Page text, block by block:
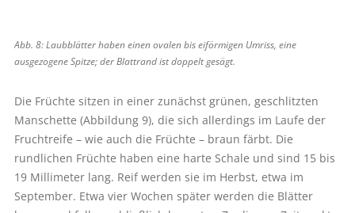
Abb. 8: Laubblätter haben einen ovalen bis eiförmigen Umriss, eine
ausgezogene Spitze; der Blattrand ist doppelt gesägt.
Die Früchte sitzen in einer zunächst grünen, geschlitzten
Manschette (Abbildung 9), die sich allerdings im Laufe der
Fruchtreife – wie auch die Früchte – braun färbt. Die
rundlichen Früchte haben eine harte Schale und sind 15 bis
19 Millimeter lang. Reif werden sie im Herbst, etwa im
September. Etwa vier Wochen später werden die Blätter